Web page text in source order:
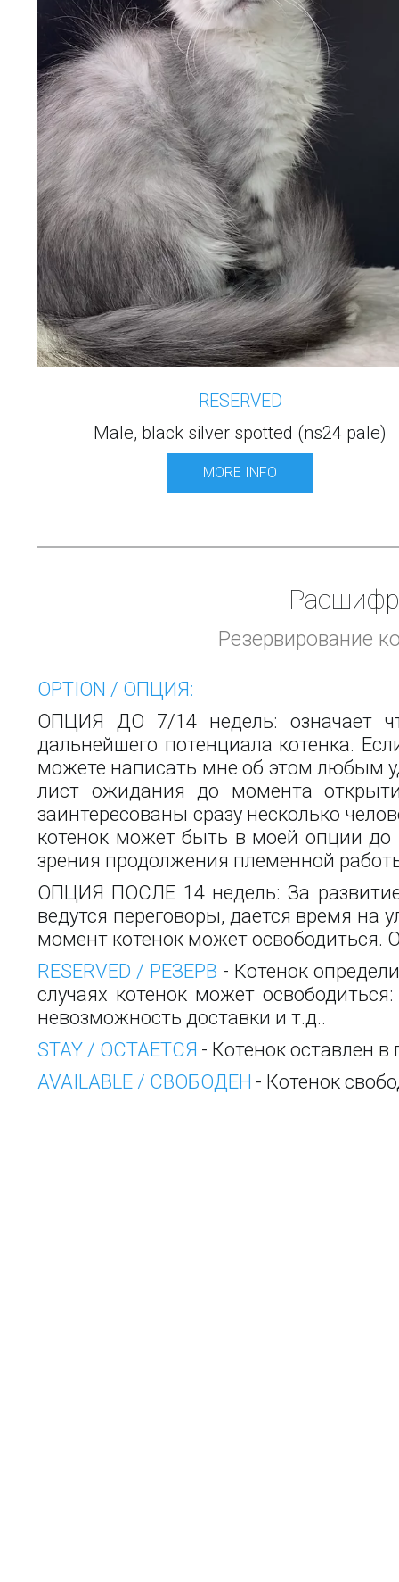
RESERVED
Male, black silver spotted (ns24 pale)
MORE INFO
Резервирование
OPTION / ОПЦИЯ:
ОПЦИЯ ДО 7/14 недель: означает
дальнейшего потенциала котенка.
можете написать мне об этом любым
лист ожидания до момента
заинтересованы сразу несколько
котенок может быть в моей опции до
зрения продолжения племенной
ОПЦИЯ ПОСЛЕ 14 недель: За
ведутся переговоры, дается время
момент котенок может освободиться.
RESERVED / РЕЗЕРВ - Котенок
случаях котенок может
невозможность доставки и т.д..
STAY / ОСТАЕТСЯ - Котенок оставлен
AVAILABLE / СВОБОДЕН - Котенок